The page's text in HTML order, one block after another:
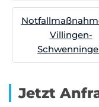
Villingen-
Jetzt